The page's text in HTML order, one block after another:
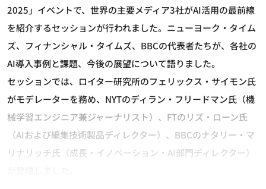
2025」イベントで、世界の主要メディア3社がAI活用の最前線
を紹介するセッションが行われました。ニューヨーク・タイム
ズ、フィナンシャル・タイムズ、BBCの代表者たちが、各社の
AI導入事例と課題、今後の展望について語りました。
セッションでは、ロイター研究所のフェリックス・サイモン氏
がモデレーターを務め、NYTのディラン・フリードマン氏（機
械学習エンジニア兼ジャーナリスト）、FTのリズ・ローン氏
（AIおよび編集技術製品ディレクター）、BBCのナタリー・マ
リナリッチ氏（成長・イノベーション・AI部門ディレクター）